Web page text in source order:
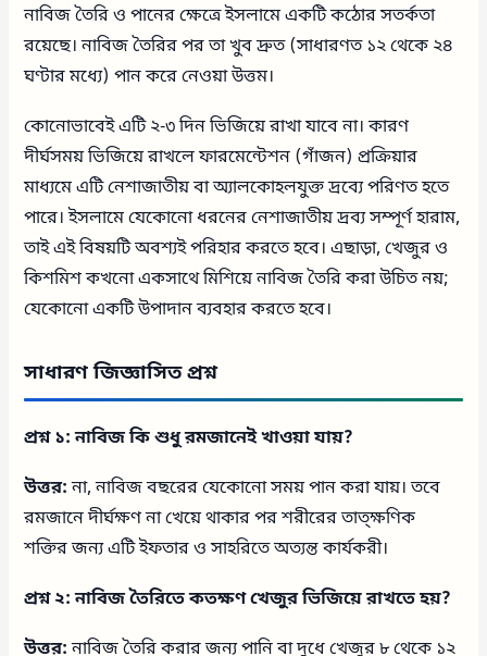
নাবিজ তৈরি ও পানের ক্ষেত্রে ইসলামে একটি কঠোর সতর্কতা
রয়েছে। নাবিজ তৈরির পর তা খুব দ্রুত (সাধারণত ১২ থেকে ২৪
ঘণ্টার মধ্যে) পান করে নেওয়া উত্তম।
কোনোভাবেই এটি ২-৩ দিন ভিজিয়ে রাখা যাবে না। কারণ
দীর্ঘসময় ভিজিয়ে রাখলে ফারমেন্টেশন (গাঁজন) প্রক্রিয়ার
মাধ্যমে এটি নেশাজাতীয় বা অ্যালকোহলযুক্ত দ্রব্যে পরিণত হতে
পারে। ইসলামে যেকোনো ধরনের নেশাজাতীয় দ্রব্য সম্পূর্ণ হারাম,
তাই এই বিষয়টি অবশ্যই পরিহার করতে হবে। এছাড়া, খেজুর ও
কিশমিশ কখনো একসাথে মিশিয়ে নাবিজ তৈরি করা উচিত নয়;
যেকোনো একটি উপাদান ব্যবহার করতে হবে।
সাধারণ জিজ্ঞাসিত প্রশ্ন
প্রশ্ন ১: নাবিজ কি শুধু রমজানেই খাওয়া যায়?
উত্তর:না, নাবিজ বছরের যেকোনো সময় পান করা যায়। তবে
রমজানে দীর্ঘক্ষণ না খেয়ে থাকার পর শরীরের তাত্ক্ষণিক
শক্তির জন্য এটি ইফতার ও সাহরিতে অত্যন্ত কার্যকরী।
প্রশ্ন ২: নাবিজ তৈরিতে কতক্ষণ খেজুর ভিজিয়ে রাখতে হয়?
উত্তর:নাবিজ তৈরি করার জন্য পানি বা দুধে খেজুর ৮ থেকে ১২